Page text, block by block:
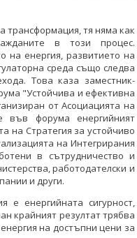
е
анализ на
Енергетика
трансформация, тя няма как
в този процес.
на енергия, развитието на
среда също следва
Това каза заместник-
"Устойчива и ефективна
от Асоциацията на
във форума енергийният
на Стратегия за устойчиво
на Интегрирания
в сътрудничество и
работодателски и
и други.
е енергийната сигурност,
крайният резултат трябва
на достъпни цени за